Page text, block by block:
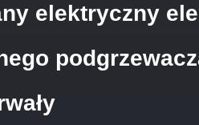
elektryczny